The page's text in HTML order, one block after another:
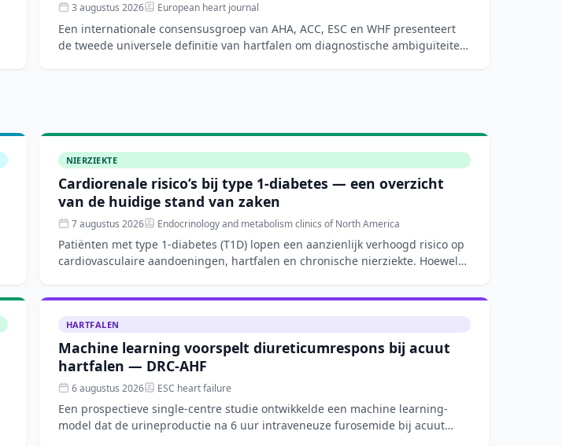
3 augustus 2026 European heart journal
Een internationale consensusgroep van AHA, ACC, ESC en WHF presenteert
de tweede universele definitie van hartfalen om diagnostische ambiguïteiten
NIERZIEKTE
Cardiorenale risico’s bij type 1-diabetes — een overzicht
van de huidige stand van zaken
7 augustus 2026 Endocrinology and metabolism clinics of North America
Patiënten met type 1-diabetes (T1D) lopen een aanzienlijk verhoogd risico op
cardiovasculaire aandoeningen, hartfalen en chronische nierziekte. Hoewel
HARTFALEN
Machine learning voorspelt diureticumrespons bij acuut
hartfalen — DRC-AHF
6 augustus 2026 ESC heart failure
Een prospectieve single-centre studie ontwikkelde een machine learning-
model dat de urineproductie na 6 uur intraveneuze furosemide bij acuut